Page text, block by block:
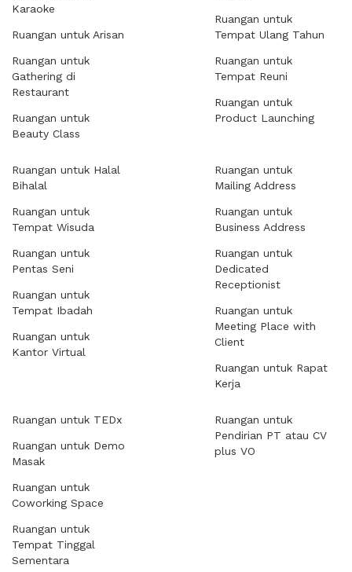
Karaoke
Ruangan untuk Arisan
Ruangan untuk
Gathering di
Restaurant
Ruangan untuk
Beauty Class
Ruangan untuk
Tempat Ulang Tahun
Ruangan untuk
Tempat Reuni
Ruangan untuk
Product Launching
Ruangan untuk Halal
Bihalal
Ruangan untuk
Tempat Wisuda
Ruangan untuk
Pentas Seni
Ruangan untuk
Tempat Ibadah
Ruangan untuk
Kantor Virtual
Ruangan untuk
Mailing Address
Ruangan untuk
Business Address
Ruangan untuk
Dedicated
Receptionist
Ruangan untuk
Meeting Place with
Client
Ruangan untuk Rapat
Kerja
Ruangan untuk TEDx
Ruangan untuk Demo
Masak
Ruangan untuk
Coworking Space
Ruangan untuk
Tempat Tinggal
Sementara
Ruangan untuk
Pendirian PT atau CV
plus VO